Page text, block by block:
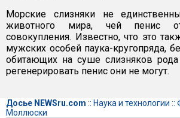
Морские слизняки не
животного мира, чей пенис
совокупления. Известно, что это
мужских особей паука-кругопряда,
обитающих на суше слизняков
регенерировать пенис они не могут.
Досье NEWSru.com :: Наука и технологии ::
Моллюски